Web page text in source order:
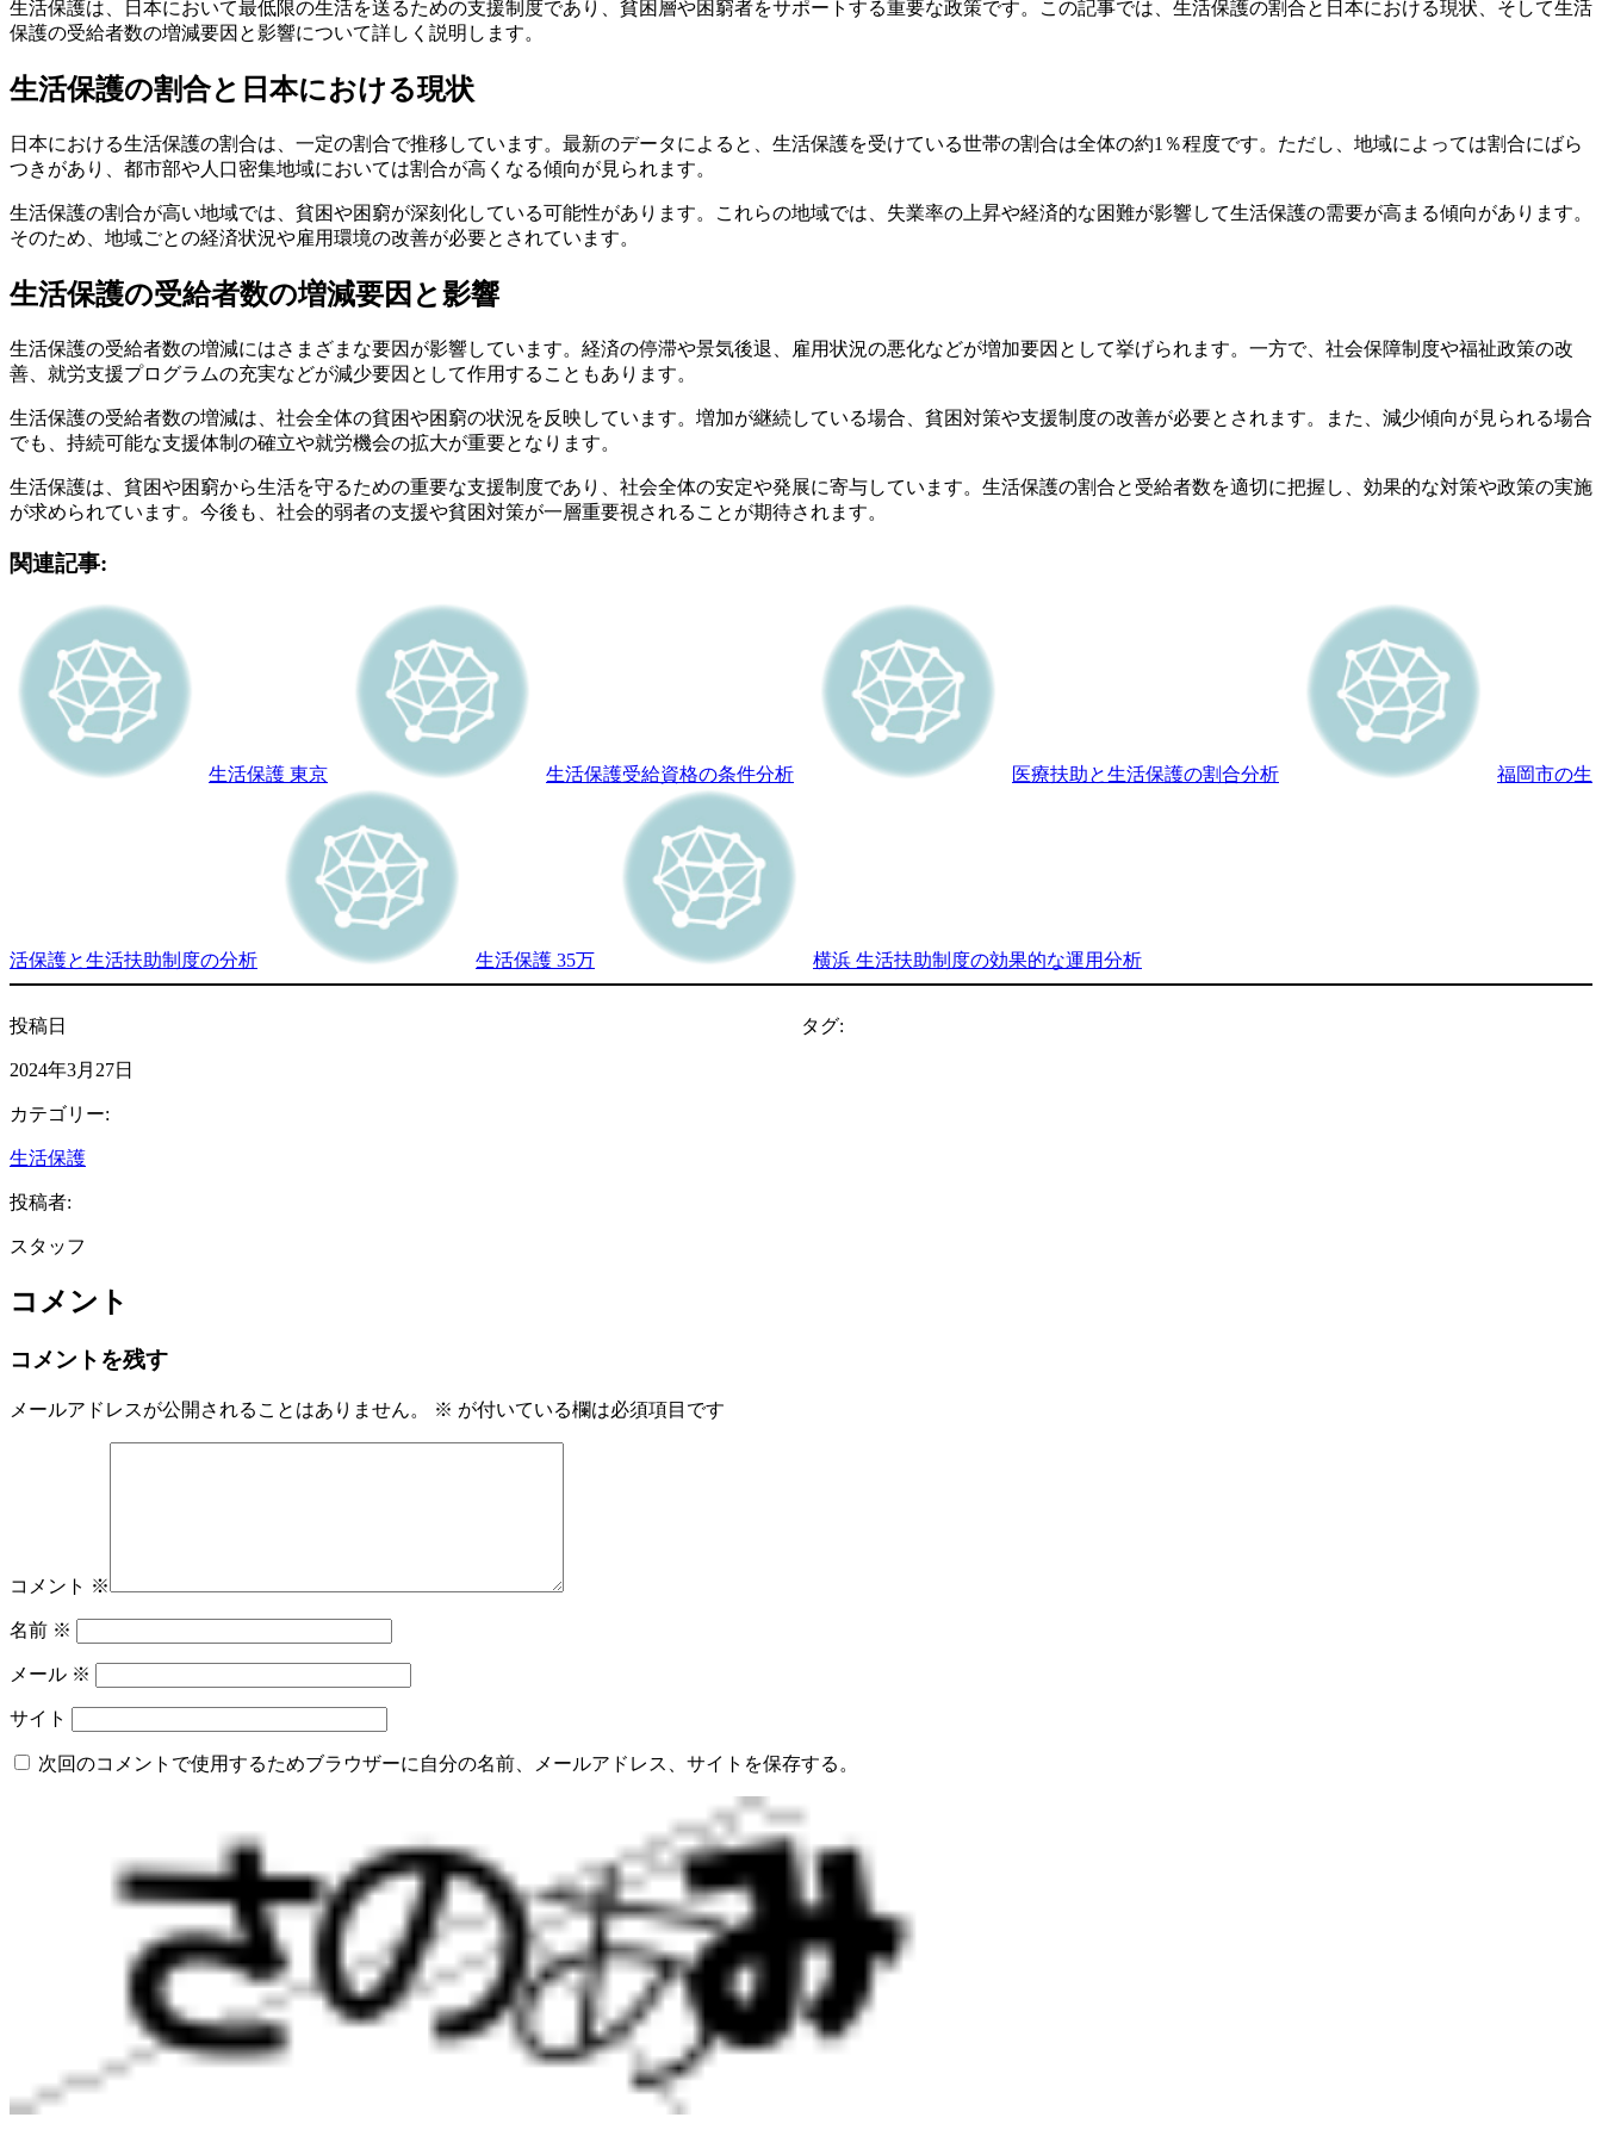
生活保護は、日本において最低限の生活を送るための支援制度であり、貧困層や困窮者をサポートする重要な政策です。この記事では、生活保護の割合と日本における現状、そして生活
保護の受給者数の増減要因と影響について詳しく説明します。
生活保護の割合と日本における現状
日本における生活保護の割合は、一定の割合で推移しています。最新のデータによると、生活保護を受けている世帯の割合は全体の約1％程度です。ただし、地域によっては割合にばら
つきがあり、都市部や人口密集地域においては割合が高くなる傾向が見られます。
生活保護の割合が高い地域では、貧困や困窮が深刻化している可能性があります。これらの地域では、失業率の上昇や経済的な困難が影響して生活保護の需要が高まる傾向があります。
そのため、地域ごとの経済状況や雇用環境の改善が必要とされています。
生活保護の受給者数の増減要因と影響
生活保護の受給者数の増減にはさまざまな要因が影響しています。経済の停滞や景気後退、雇用状況の悪化などが増加要因として挙げられます。一方で、社会保障制度や福祉政策の改
善、就労支援プログラムの充実などが減少要因として作用することもあります。
生活保護の受給者数の増減は、社会全体の貧困や困窮の状況を反映しています。増加が継続している場合、貧困対策や支援制度の改善が必要とされます。また、減少傾向が見られる場合
でも、持続可能な支援体制の確立や就労機会の拡大が重要となります。
生活保護は、貧困や困窮から生活を守るための重要な支援制度であり、社会全体の安定や発展に寄与しています。生活保護の割合と受給者数を適切に把握し、効果的な対策や政策の実施
が求められています。今後も、社会的弱者の支援や貧困対策が一層重要視されることが期待されます。
関連記事:
生活保護 東京 生活保護受給資格の条件分析 医療扶助と生活保護の割合分析 福岡市の生
活保護と生活扶助制度の分析 生活保護 35万 横浜 生活扶助制度の効果的な運用分析
投稿日
2024年3月27日
カテゴリー:
生活保護
投稿者:
スタッフ
タグ:
コメント
コメントを残す
メールアドレスが公開されることはありません。 ※ が付いている欄は必須項目です
コメント ※
名前 ※
メール ※
サイト
次回のコメントで使用するためブラウザーに自分の名前、メールアドレス、サイトを保存する。